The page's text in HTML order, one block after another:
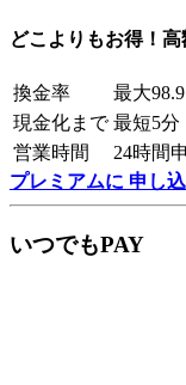
どこよりもお得！
換金率
最大
現金化まで 最短5分
営業時間
24時間
プレミアムに 申し
いつでもPAY